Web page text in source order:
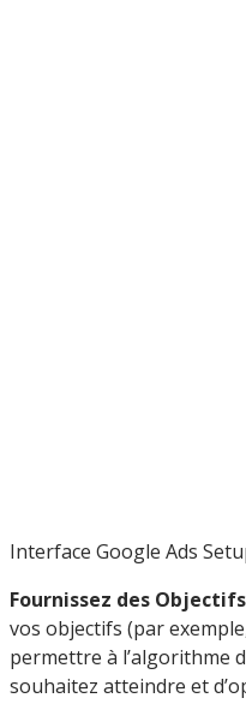
Interface Google Ads
Fournissez des
vos objectifs (par
permettre à l’algorithme
souhaitez atteindre et